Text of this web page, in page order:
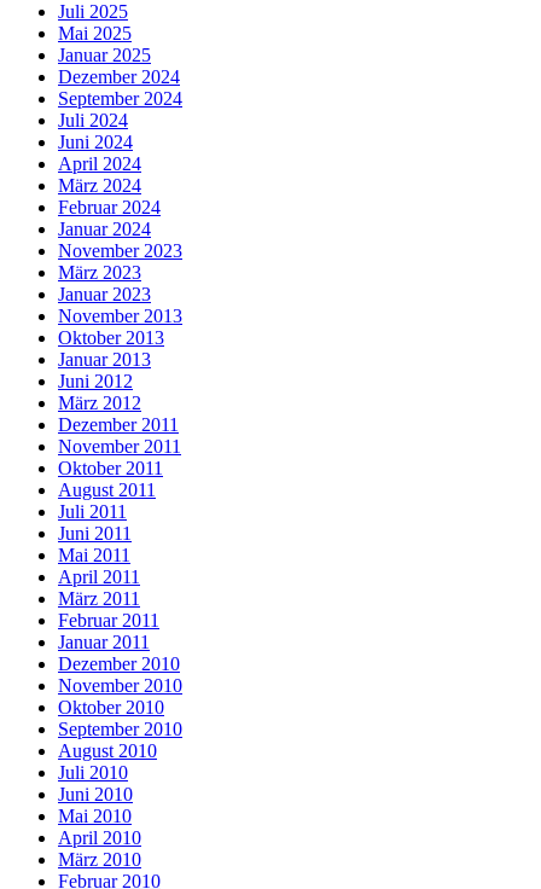
Juli 2025
Mai 2025
Januar 2025
Dezember 2024
September 2024
Juli 2024
Juni 2024
April 2024
März 2024
Februar 2024
Januar 2024
November 2023
März 2023
Januar 2023
November 2013
Oktober 2013
Januar 2013
Juni 2012
März 2012
Dezember 2011
November 2011
Oktober 2011
August 2011
Juli 2011
Juni 2011
Mai 2011
April 2011
März 2011
Februar 2011
Januar 2011
Dezember 2010
November 2010
Oktober 2010
September 2010
August 2010
Juli 2010
Juni 2010
Mai 2010
April 2010
März 2010
Februar 2010